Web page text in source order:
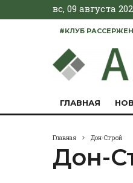
вс, 09 августа
#КЛУБ
ГЛАВНАЯ
Главная Дон-Строй
Дон-